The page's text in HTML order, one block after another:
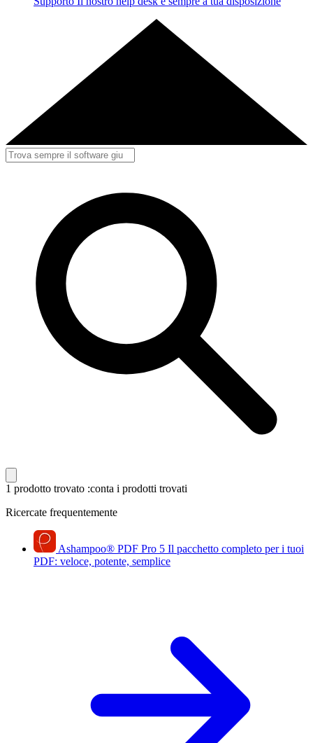
1 prodotto trovato :conta i prodotti trovati
Ricercate frequentemente
Ashampoo® PDF Pro 5 Il pacchetto completo per i tuoi
PDF: veloce, potente, semplice